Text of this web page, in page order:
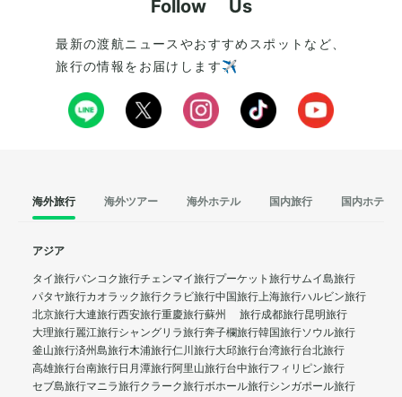
Follow Us
最新の渡航ニュースやおすすめスポットなど、
旅行の情報をお届けします✈️
海外旅行 海外ツアー 海外ホテル 国内旅行 国内ホテル
アジア
タイ旅行バンコク旅行チェンマイ旅行プーケット旅行サムイ島旅行
パタヤ旅行カオラック旅行クラビ旅行中国旅行上海旅行ハルビン旅行
北京旅行大連旅行西安旅行重慶旅行蘇州 旅行成都旅行昆明旅行
大理旅行麗江旅行シャングリラ旅行奔子欄旅行韓国旅行ソウル旅行
釜山旅行済州島旅行木浦旅行仁川旅行大邱旅行台湾旅行台北旅行
高雄旅行台南旅行日月潭旅行阿里山旅行台中旅行フィリピン旅行
セブ島旅行マニラ旅行クラーク旅行ボホール旅行シンガポール旅行